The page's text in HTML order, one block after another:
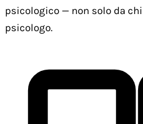
psicologico — non solo da
psicologo.